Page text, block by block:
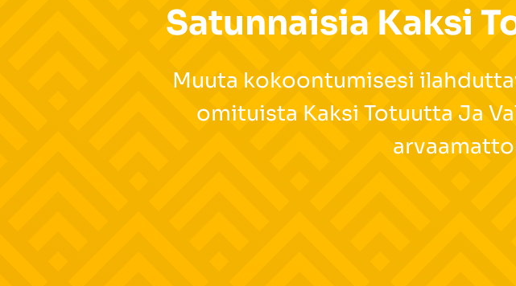
Satunnaisia Kaksi
Muuta kokoontumisesi
omituista Kaksi Totuutta Ja